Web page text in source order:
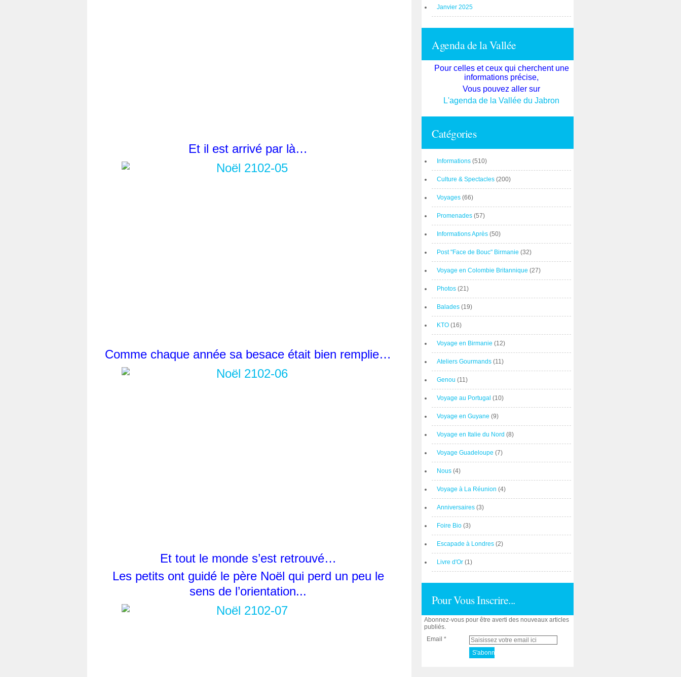
Et il est arrivé par là…
Comme chaque année sa besace était bien remplie…
Et tout le monde s’est retrouvé…
Les petits ont guidé le père Noël qui perd un peu le
sens de l’orientation...
Janvier 2025
Agenda de la Vallée
Pour celles et ceux qui cherchent une
informations précise,
Vous pouvez aller sur
L'agenda de la Vallée du Jabron
Catégories
Informations (510)
Culture & Spectacles (200)
Voyages (66)
Promenades (57)
Informations Après (50)
Post "Face de Bouc" Birmanie (32)
Voyage en Colombie Britannique (27)
Photos (21)
Balades (19)
KTO (16)
Voyage en Birmanie (12)
Ateliers Gourmands (11)
Genou (11)
Voyage au Portugal (10)
Voyage en Guyane (9)
Voyage en Italie du Nord (8)
Voyage Guadeloupe (7)
Nous (4)
Voyage à La Réunion (4)
Anniversaires (3)
Foire Bio (3)
Escapade à Londres (2)
Livre d'Or (1)
Pour Vous Inscrire...
Abonnez-vous pour être averti des nouveaux articles
publiés.
Email